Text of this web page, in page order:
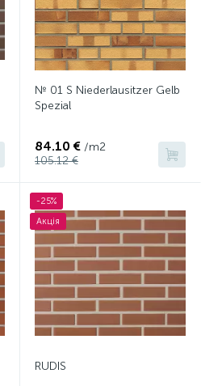
№ 01 S Niederlausitzer Gelb
Spezial
84.10 € /m2
105.12 €
-25%
Акція
RUDIS